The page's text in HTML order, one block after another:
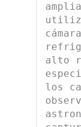
alto
los